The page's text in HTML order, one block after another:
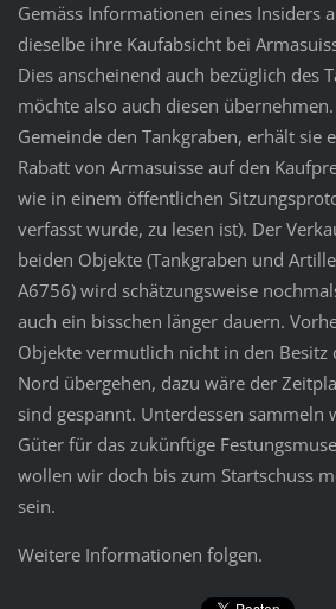
Gemäss Informationen eines Insiders
dieselbe ihre Kaufabsicht bei
Dies anscheinend auch bezüglich des
möchte also auch diesen
Gemeinde den Tankgraben, erhält sie
Rabatt von Armasuisse auf den
wie in einem öffentlichen
verfasst wurde, zu lesen ist). Der
beiden Objekte (Tankgraben und
A6756) wird schätzungsweise
auch ein bisschen länger dauern.
Objekte vermutlich nicht in den Besitz
Nord übergehen, dazu wäre der
sind gespannt. Unterdessen sammeln
Güter für das zukünftige
wollen wir doch bis zum Startschuss
sein.
Weitere Informationen folgen.